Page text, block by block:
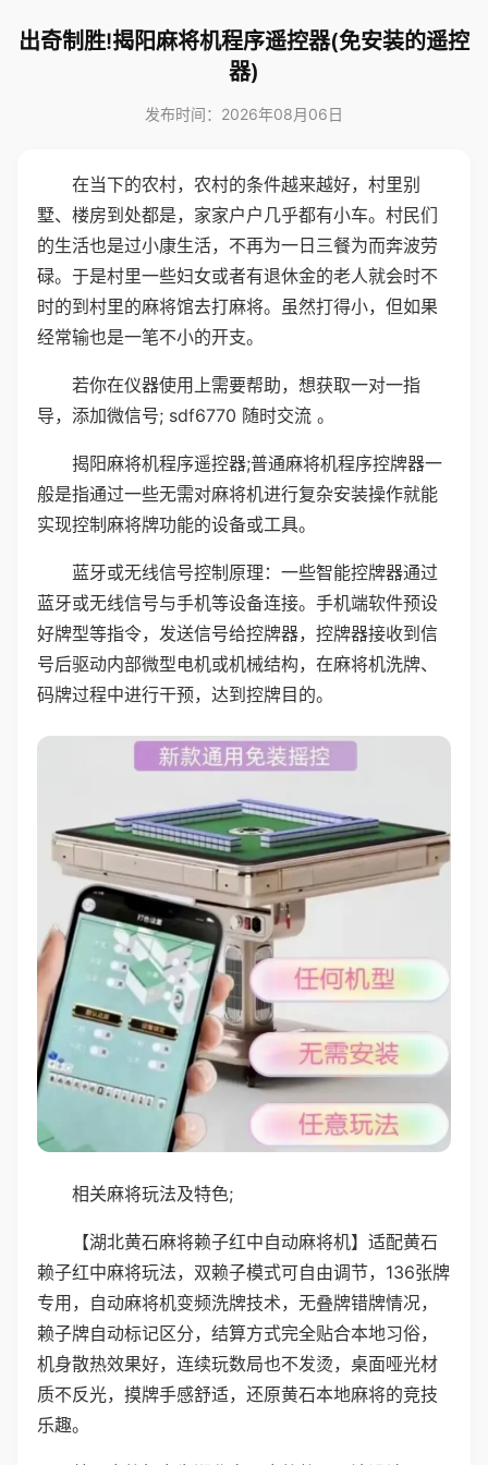
出奇制胜!揭阳麻将机程序遥控器(免安装的遥控
器)
发布时间：2026年08月06日
在当下的农村，农村的条件越来越好，村里别
墅、楼房到处都是，家家户户几乎都有小车。村民们
的生活也是过小康生活，不再为一日三餐为而奔波劳
碌。于是村里一些妇女或者有退休金的老人就会时不
时的到村里的麻将馆去打麻将。虽然打得小，但如果
经常输也是一笔不小的开支。
若你在仪器使用上需要帮助，想获取一对一指
导，添加微信号; sdf6770 随时交流 。
揭阳麻将机程序遥控器;普通麻将机程序控牌器一
般是指通过一些无需对麻将机进行复杂安装操作就能
实现控制麻将牌功能的设备或工具。
蓝牙或无线信号控制原理：一些智能控牌器通过
蓝牙或无线信号与手机等设备连接。手机端软件预设
好牌型等指令，发送信号给控牌器，控牌器接收到信
号后驱动内部微型电机或机械结构，在麻将机洗牌、
码牌过程中进行干预，达到控牌目的。
相关麻将玩法及特色;
【湖北黄石麻将赖子红中自动麻将机】适配黄石
赖子红中麻将玩法，双赖子模式可自由调节，136张牌
专用，自动麻将机变频洗牌技术，无叠牌错牌情况，
赖子牌自动标记区分，结算方式完全贴合本地习俗，
机身散热效果好，连续玩数局也不发烫，桌面哑光材
质不反光，摸牌手感舒适，还原黄石本地麻将的竞技
乐趣。